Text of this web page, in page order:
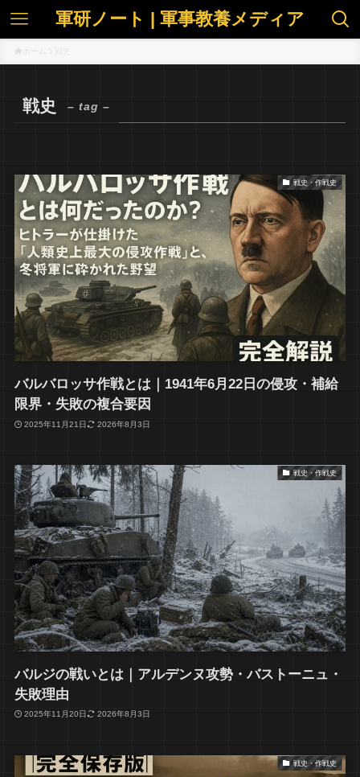
軍研ノート | 軍事教養メディア
戦史 – tag –
戦史・作戦史
バルバロッサ作戦とは｜1941年6月22日の侵攻・補給
限界・失敗の複合要因
2025年11月21日 2026年8月3日
戦史・作戦史
バルジの戦いとは｜アルデンヌ攻勢・バストーニュ・
失敗理由
2025年11月20日 2026年8月3日
戦史・作戦史